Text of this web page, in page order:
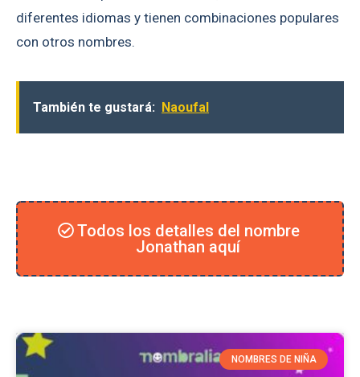
diferentes idiomas y tienen combinaciones populares
con otros nombres.
También te gustará: Naoufal
Todos los detalles del nombre
Jonathan aquí
NOMBRES DE NIÑA